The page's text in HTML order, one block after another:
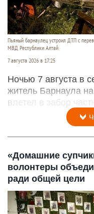
Пьяный барнаулец устроил ДТП с
МВД Республики Алтай
7 августа 2026 в 17:25
Ночью 7 августа в
житель Барнаула
влетел в забор
«Домашние
волонтеры
ради общей цели